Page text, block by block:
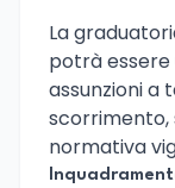
La
potrà
assunzioni
scorrimento,
normativa